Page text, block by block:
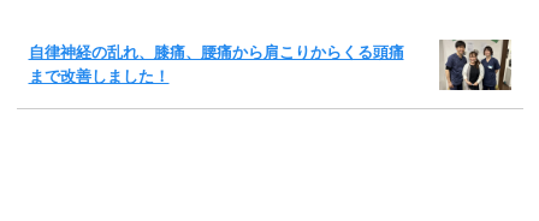
自律神経の乱れ、膝痛、腰痛から肩こりからくる頭痛
まで改善しました！